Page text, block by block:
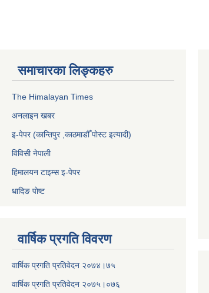
समाचारका लिङ्कहरु
The Himalayan Times
अनलाइन खबर
इ-पेपर (कान्तिपुर ,काठमाडौँ पोस्ट इत्यादी)
विविसी नेपाली
हिमालयन टाइम्स इ-पेपर
धादिङ पाेष्ट
वार्षिक प्रगति विवरण
वार्षिक प्रगति प्रतिवेदन २०७४।७५
वार्षिक प्रगति प्रतिवेदन २०७५।०७६